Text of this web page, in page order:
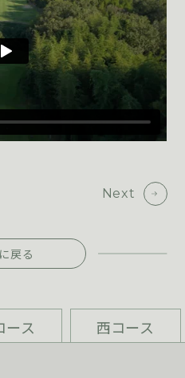
Next
戻る
ース 西コース